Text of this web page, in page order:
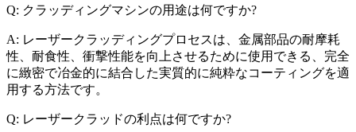
Q: クラッディングマシンの用途は何ですか?
A: レーザークラッディングプロセスは、金属部品の耐摩耗
性、耐食性、衝撃性能を向上させるために使用できる、完全
に緻密で冶金的に結合した実質的に純粋なコーティングを適
用する方法です。
Q: レーザークラッドの利点は何ですか?